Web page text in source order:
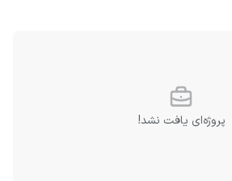
پروژه‌ای یافت نشد!